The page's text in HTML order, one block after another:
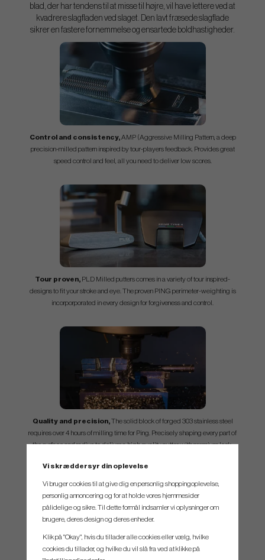
blad, der har tendens til at misse til højre, vil have lettere ved at
kvadrere slagfladen ved slaget. Den lavt fræsede slagflade
sikrer en fastere fornemmelse og ensartede boldhastigheder.
Control and consistency,AMP (Aggressive Milling Pattern, a deep
precision-milled pattern inspired by tour-players feedback. Provides great
speed control and feel, all you need to deliver low scores.
Tour proven, PLD Milled putters comes in a variety of tour inspired-
designs to fit your stroke and eye. The proven PING perimeter-weighting is
incorporporated in every design for forgiveness and control.
Quality and precision,The solid block of forged 303 stainless steel
requires over 4 hours of milling time for Ping. Precisely shaping every part of
the surface and radius to deliver a high quality putter with premium look.
Grip
PLD M Tour Black/Gold
Vi skræddersyr din oplevelse
Vi bruger cookies til at give dig en personlig shoppingoplevelse,
personlig annoncering og for at holde vores hjemmesider
pålidelige og sikre. Til dette formål indsamler vi oplysninger om
brugere, deres design og deres enheder.
Klik på "Okay", hvis du tillader alle cookies eller vælg, hvilke
cookies du tillader, og hvilke du vil slå fra ved at klikke på